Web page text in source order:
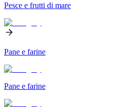
Pesce e frutti di mare
Pane e farine
Pane e farine